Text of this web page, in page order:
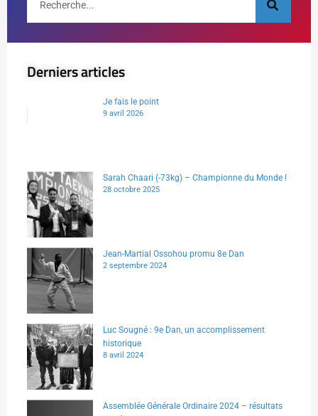
Derniers articles
Je fais le point
9 avril 2026
Sarah Chaari (-73kg) – Championne du Monde !
28 octobre 2025
Jean-Martial Ossohou promu 8e Dan
2 septembre 2024
Luc Sougné : 9e Dan, un accomplissement
historique
8 avril 2024
Assemblée Générale Ordinaire 2024 – résultats